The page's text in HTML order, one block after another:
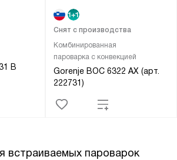
B
Комбинированная
пароварка с конвекцией
Gorenje BOC 6322 AX (арт.
222731)
Снят с производства
встраиваемых пароварок